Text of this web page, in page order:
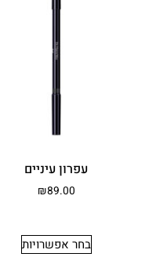
עפרון עיניים
₪89.00
בחר אפשרויות